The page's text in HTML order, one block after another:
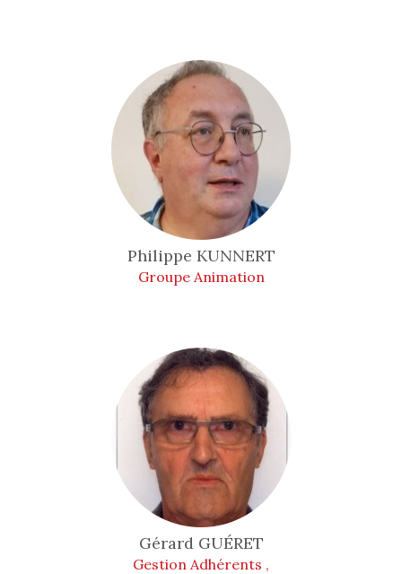
Philippe KUNNERT
Groupe Animation
Gérard GUÉRET
Gestion Adhérents ,